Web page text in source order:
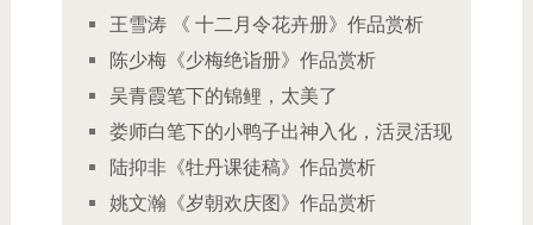
王雪涛 《 十二月令花卉册》作品赏析
陈少梅《少梅绝诣册》作品赏析
吴青霞笔下的锦鲤，太美了
娄师白笔下的小鸭子出神入化，活灵活现
陆抑非《牡丹课徒稿》作品赏析
姚文瀚《岁朝欢庆图》作品赏析